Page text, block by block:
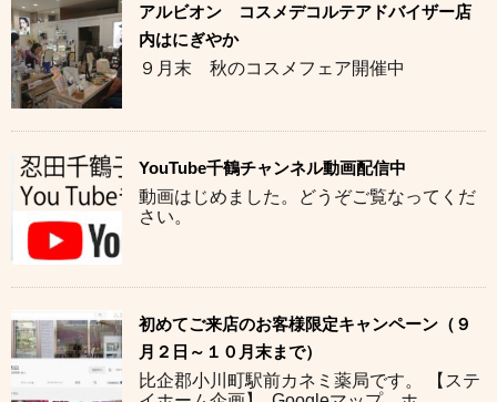
アルビオン コスメデコルテアドバイザー店
内はにぎやか
９月末 秋のコスメフェア開催中
YouTube千鶴チャンネル動画配信中
動画はじめました。どうぞご覧なってくだ
さい。
初めてご来店のお客様限定キャンペーン（９
月２日～１０月末まで）
比企郡小川町駅前カネミ薬局です。 【ステ